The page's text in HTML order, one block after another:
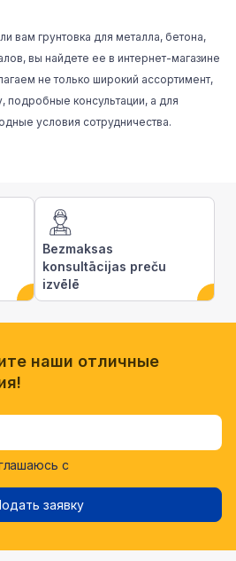
вам грунтовка для металла, бетона,
вы найдете ее в интернет-магазине
не только широкий ассортимент,
подробные консультации, а для
условия сотрудничества.
Bezmaksas
konsultācijas preču
izvēlē
наши отличные
с
заявку